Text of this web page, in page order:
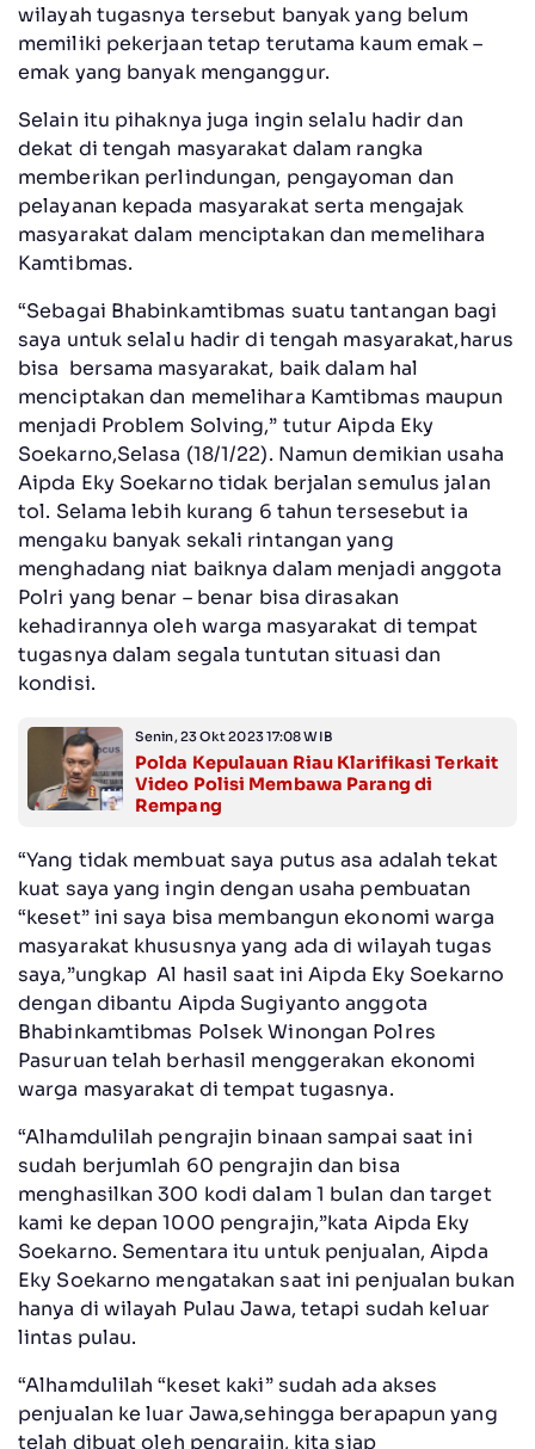
wilayah tugasnya tersebut banyak yang belum
memiliki pekerjaan tetap terutama kaum emak –
emak yang banyak menganggur.
Selain itu pihaknya juga ingin selalu hadir dan
dekat di tengah masyarakat dalam rangka
memberikan perlindungan, pengayoman dan
pelayanan kepada masyarakat serta mengajak
masyarakat dalam menciptakan dan memelihara
Kamtibmas.
“Sebagai Bhabinkamtibmas suatu tantangan bagi
saya untuk selalu hadir di tengah masyarakat,harus
bisa bersama masyarakat, baik dalam hal
menciptakan dan memelihara Kamtibmas maupun
menjadi Problem Solving,” tutur Aipda Eky
Soekarno,Selasa (18/1/22). Namun demikian usaha
Aipda Eky Soekarno tidak berjalan semulus jalan
tol. Selama lebih kurang 6 tahun tersesebut ia
mengaku banyak sekali rintangan yang
menghadang niat baiknya dalam menjadi anggota
Polri yang benar – benar bisa dirasakan
kehadirannya oleh warga masyarakat di tempat
tugasnya dalam segala tuntutan situasi dan
kondisi.
Senin, 23 Okt 2023 17:08 WIB
Polda Kepulauan Riau Klarifikasi Terkait
Video Polisi Membawa Parang di
Rempang
“Yang tidak membuat saya putus asa adalah tekat
kuat saya yang ingin dengan usaha pembuatan
“keset” ini saya bisa membangun ekonomi warga
masyarakat khususnya yang ada di wilayah tugas
saya,”ungkap Al hasil saat ini Aipda Eky Soekarno
dengan dibantu Aipda Sugiyanto anggota
Bhabinkamtibmas Polsek Winongan Polres
Pasuruan telah berhasil menggerakan ekonomi
warga masyarakat di tempat tugasnya.
“Alhamdulilah pengrajin binaan sampai saat ini
sudah berjumlah 60 pengrajin dan bisa
menghasilkan 300 kodi dalam 1 bulan dan target
kami ke depan 1000 pengrajin,”kata Aipda Eky
Soekarno. Sementara itu untuk penjualan, Aipda
Eky Soekarno mengatakan saat ini penjualan bukan
hanya di wilayah Pulau Jawa, tetapi sudah keluar
lintas pulau.
“Alhamdulilah “keset kaki” sudah ada akses
penjualan ke luar Jawa,sehingga berapapun yang
telah dibuat oleh pengrajin, kita siap